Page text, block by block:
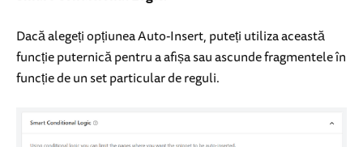
Dacă alegeți opțiunea Auto-Insert, puteți utiliza această
funcție puternică pentru a afișa sau ascunde fragmentele în
funcție de un set particular de reguli.